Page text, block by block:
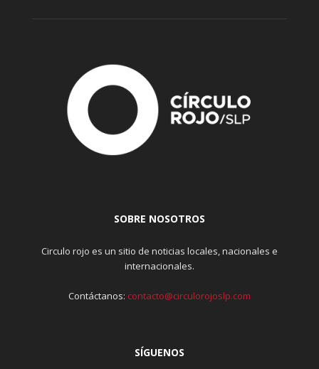
SOBRE NOSOTROS
Circulo rojo es un sitio de noticias locales, nacionales e
internacionales.
Contáctanos: contacto@circulorojoslp.com
SÍGUENOS